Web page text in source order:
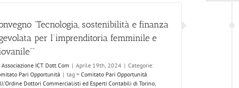
“Tecnologia, sostenibilità e finanza
per l’imprenditoria femminile e
Associazione ICT Dott.Com | Aprile 19th, 2024 | Categorie:
Pari Opportunità | tag = Comitato Pari Opportunità
Dottori Commercialisti ed Esperti Contabili di Torino,